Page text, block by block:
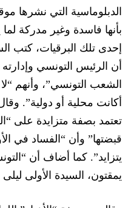
الدبلوماسية التي نشرها
بأنها فاسدة وغير مدركة
إحدى تلك البرقيات، كتب
أن الرئيس التونسي
الشعب التونسي”، وأنهم “
أكانت محلية أو دولية”.
تعتمد بصفة متزايدة على
قبضتها” وأن “الفساد في
يتزايد”. كما أضاف أن
يمقتون، السيدة الأولى